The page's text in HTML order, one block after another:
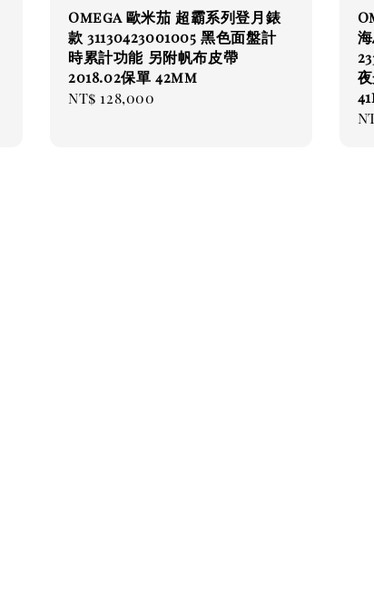
Omega 歐米茄 超霸系列登月錶
款 31130423001005 黑色面盤計
時累計功能 另附帆布皮帶
2018.02保單 42mm
Regular
NT$ 128,000